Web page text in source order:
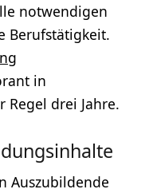
notwendigen
Berufstätigkeit.
in
Regel drei Jahre.
Auszubildende